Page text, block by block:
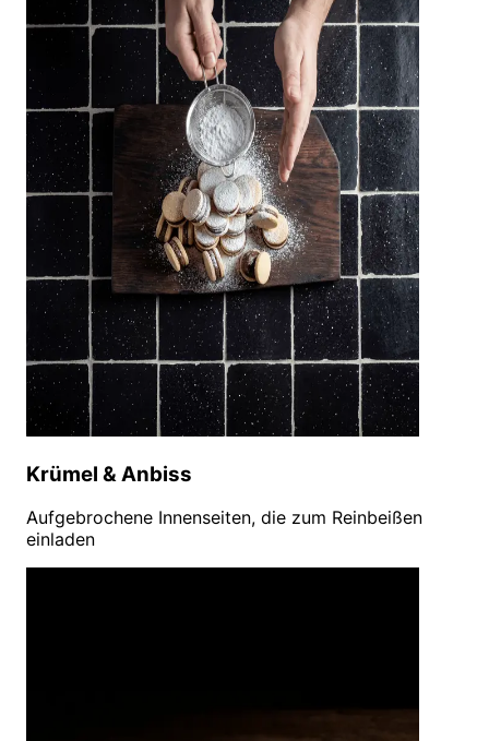
Krümel & Anbiss
Aufgebrochene Innenseiten, die zum Reinbeißen
einladen